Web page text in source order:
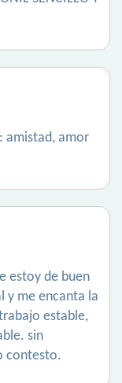
amistad, amor
estoy de buen
y me encanta la
estable,
sin
contesto.